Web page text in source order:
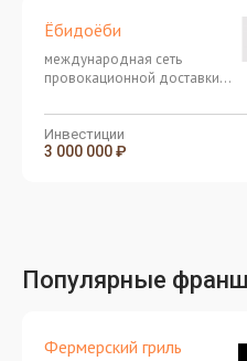
Ёбидоёби
международная сеть
провокационной доставки
Инвестиции
3 000 000 ₽
Популярные
Фермерский гриль